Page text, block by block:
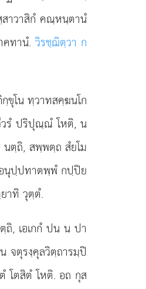
าวาสิกํ คณฺหนฺตานํ
คทานํ.วิรชฺฌิตฺวา ก
ขุโน ทฺวาทสคฺฆนโก
รํ ปริปุณฺณํ โหติ, น
นตฺถิ, สพฺพตฺถสํยโม
นุปฺปทาตพฺพํ กปฺปิย
าทิ วุตฺตํ.
, เอเกกํ ปน น ปา
ตุรงฺคุลวิตฺถารมฺปิ
โตสิตํ โหติ. อถ กุส